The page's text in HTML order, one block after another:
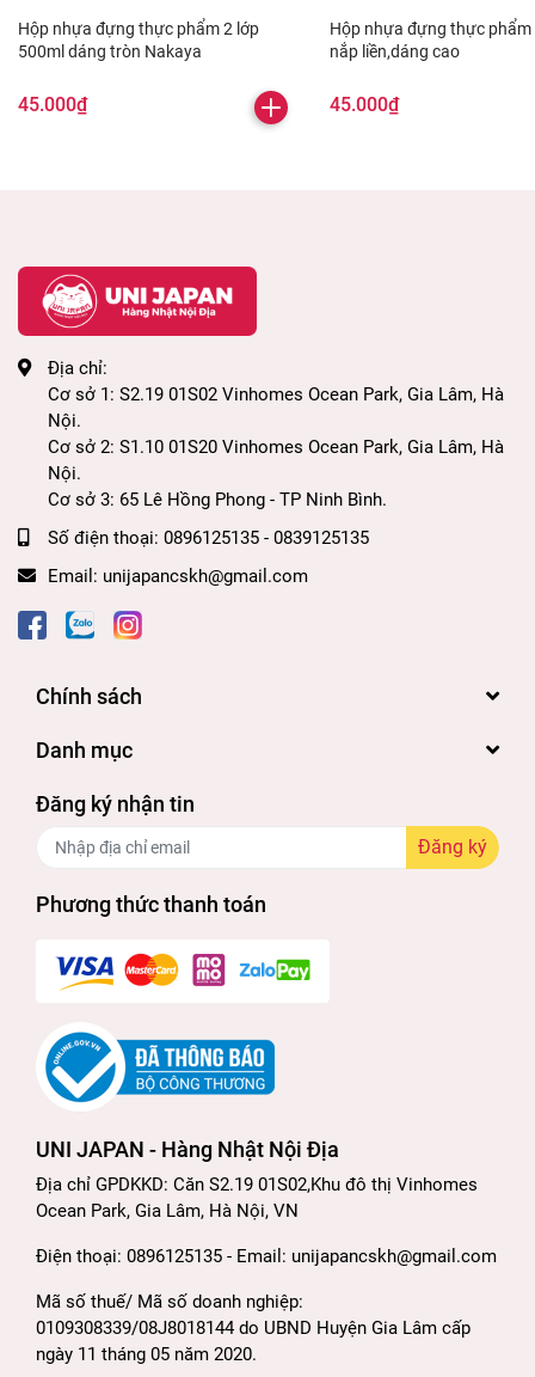
Hộp nhựa đựng thực phẩm 2 lớp
500ml dáng tròn Nakaya
45.000₫
Hộp nhựa đựng thực phẩm
nắp liền,dáng cao
45.000₫
Địa chỉ:
Cơ sở 1: S2.19 01S02 Vinhomes Ocean Park, Gia Lâm, Hà
Nội.
Cơ sở 2: S1.10 01S20 Vinhomes Ocean Park, Gia Lâm, Hà
Nội.
Cơ sở 3: 65 Lê Hồng Phong - TP Ninh Bình.
Số điện thoại: 0896125135 - 0839125135
Email: unijapancskh@gmail.com
Chính sách
Danh mục
Đăng ký nhận tin
Đăng ký
Phương thức thanh toán
UNI JAPAN - Hàng Nhật Nội Địa
Địa chỉ GPDKKD: Căn S2.19 01S02,Khu đô thị Vinhomes
Ocean Park, Gia Lâm, Hà Nội, VN
Điện thoại: 0896125135 - Email: unijapancskh@gmail.com
Mã số thuế/ Mã số doanh nghiệp:
0109308339/08J8018144 do UBND Huyện Gia Lâm cấp
ngày 11 tháng 05 năm 2020.